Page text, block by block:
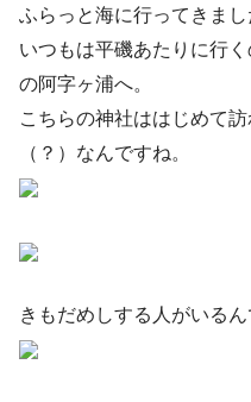
ふらっと海に行ってきまし
いつもは平磯あたりに行
の阿字ヶ浦へ。
こちらの神社ははじめて
（？）なんですね。
きもだめしする人がいるん